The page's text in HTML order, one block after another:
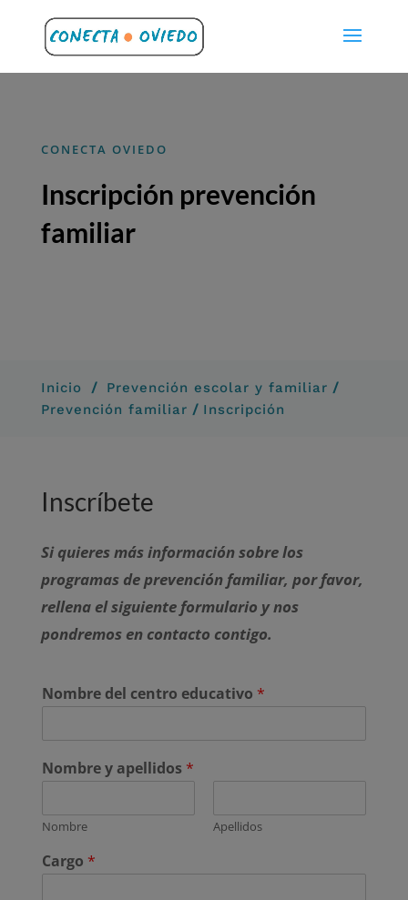
CONECTA OVIEDO
Inscripción prevención
familiar
Inicio / Prevención escolar y familiar /
Prevención familiar / Inscripción
Inscríbete
Si quieres más información sobre los
programas de prevención familiar, por favor,
rellena el siguiente formulario y nos
pondremos en contacto contigo.
Nombre del centro educativo *
Nombre y apellidos *
Nombre Apellidos
Cargo *